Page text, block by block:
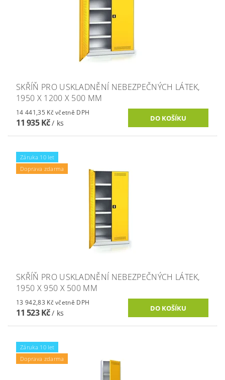
SKŘÍŇ PRO USKLADNĚNÍ NEBEZPEČNÝCH LÁTEK,
1950 X 1200 X 500 MM
14 441,35 Kč včetně DPH
11 935 Kč/ ks
Záruka 10 let
Doprava zdarma
SKŘÍŇ PRO USKLADNĚNÍ NEBEZPEČNÝCH LÁTEK,
1950 X 950 X 500 MM
13 942,83 Kč včetně DPH
11 523 Kč/ ks
Záruka 10 let
Doprava zdarma